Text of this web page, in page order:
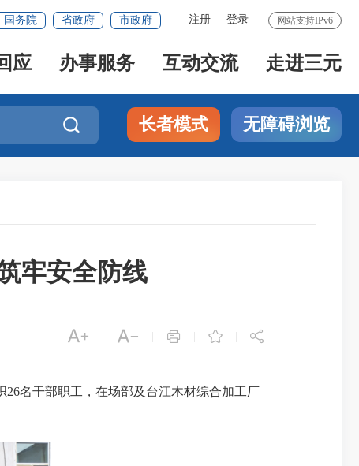
网站支持IPv6
注册 登录
国务院 省政府 市政府
应 办事服务 互动交流 走进三元
 长者模式 无障碍浏览
牢安全防线
    
26名干部职工，在场部及台江木材综合加工厂